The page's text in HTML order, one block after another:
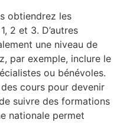
obtiendrez les
2 et 3. D’autres
une niveau de
par exemple, inclure le
ou bénévoles.
des cours pour devenir
suivre des formations
nationale permet